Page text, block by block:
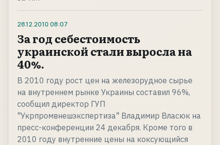
28.12.2010 08:07
За год себестоимость
украинской стали выросла на
40%.
В 2010 году рост цен на железорудное сырье
на внутреннем рынке Украины составил 96%,
сообщил директор ГУП
"Укрпромвнешэкспертиза" Владимир Власюк на
пресс-конференции 24 декабря. Кроме того в
2010 году внутренние цены на коксующийся